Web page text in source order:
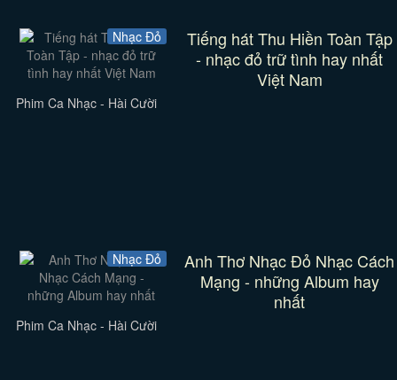
Nhạc Đỏ
Tiếng hát Thu Hiền Toàn Tập
- nhạc đỏ trữ tình hay nhất
Việt Nam
Phim Ca Nhạc - Hài Cười
Nhạc Đỏ
Anh Thơ Nhạc Đỏ Nhạc Cách
Mạng - những Album hay
nhất
Phim Ca Nhạc - Hài Cười